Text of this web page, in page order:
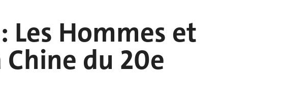
Les Hommes et
du 20e